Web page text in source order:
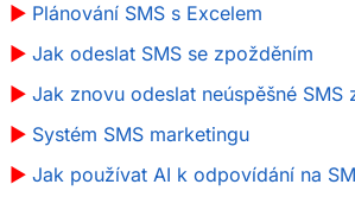
Plánování SMS s Excelem
Jak odeslat SMS se zpožděním
Jak znovu odeslat neúspěšné SMS
Systém SMS marketingu
Jak používat AI k odpovídání na